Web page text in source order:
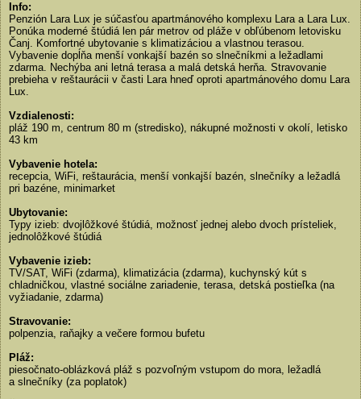
Info:
Penzión Lara Lux je súčasťou apartmánového komplexu Lara a Lara Lux.
Ponúka moderné štúdiá len pár metrov od pláže v obľúbenom letovisku
Čanj. Komfortné ubytovanie s klimatizáciou a vlastnou terasou.
Vybavenie dopĺňa menší vonkajší bazén so slnečníkmi a ležadlami
zdarma. Nechýba ani letná terasa a malá detská herňa. Stravovanie
prebieha v reštaurácii v časti Lara hneď oproti apartmánového domu Lara
Lux.
Vzdialenosti:
pláž 190 m, centrum 80 m (stredisko), nákupné možnosti v okolí, letisko
43 km
Vybavenie hotela:
recepcia, WiFi, reštaurácia, menší vonkajší bazén, slnečníky a ležadlá
pri bazéne, minimarket
Ubytovanie:
Typy izieb: dvojlôžkové štúdiá, možnosť jednej alebo dvoch prísteliek,
jednolôžkové štúdiá
Vybavenie izieb:
TV/SAT, WiFi (zdarma), klimatizácia (zdarma), kuchynský kút s
chladničkou, vlastné sociálne zariadenie, terasa, detská postieľka (na
vyžiadanie, zdarma)
Stravovanie:
polpenzia, raňajky a večere formou bufetu
Pláž:
piesočnato-oblázková pláž s pozvoľným vstupom do mora, ležadlá
a slnečníky (za poplatok)